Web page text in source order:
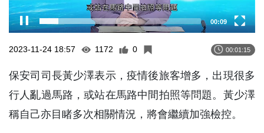
00:09
2023-11-24 18:57 1172 0 00:01:15
保安司司長黃少澤表示，疫情後旅客增多，出現很多
行人亂過馬路，或站在馬路中間拍照等問題。黃少澤
稱自己亦目睹多次相關情況，將會繼續加強檢控。